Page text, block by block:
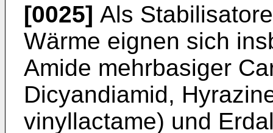
[0025] Als
Wärme eignen sich
Amide mehrbasiger
Dicyandiamid,
vinyllactame) und